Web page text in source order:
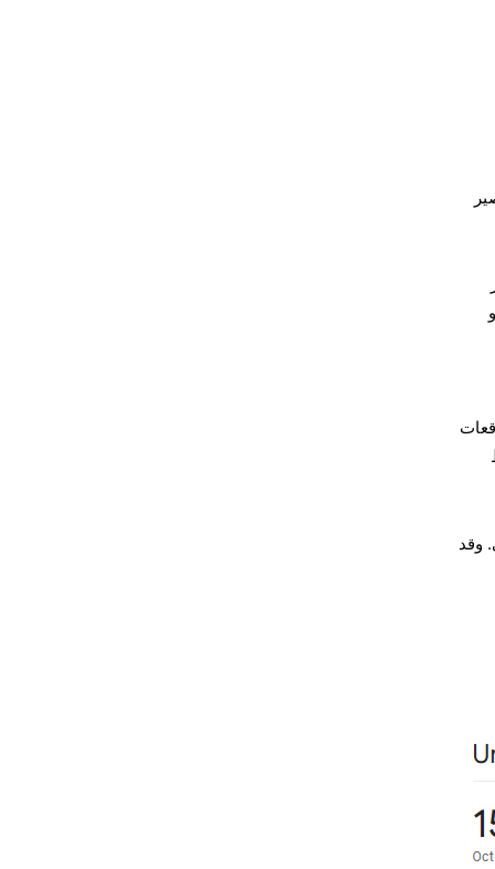
الأساسي. وقد